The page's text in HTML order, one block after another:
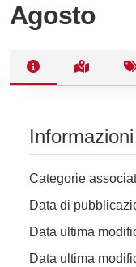
Agosto
Categorie
Data di
Data ultima
Data ultima